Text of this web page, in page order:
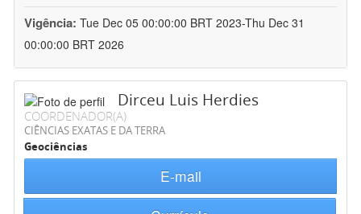
Vigência: Tue Dec 05 00:00:00 BRT 2023-Thu Dec 31
00:00:00 BRT 2026
Dirceu Luis Herdies
COORDENADOR(A)
CIÊNCIAS EXATAS E DA TERRA
Geociências
E-mail